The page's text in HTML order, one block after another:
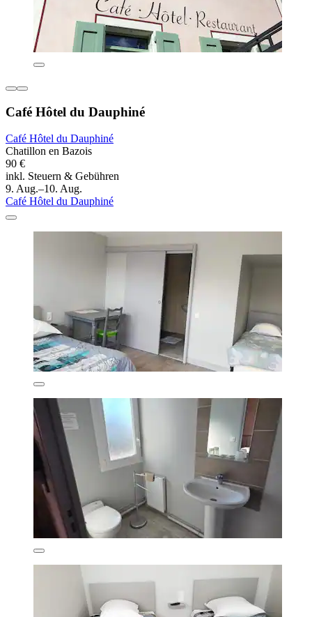
Café Hôtel du Dauphiné
Café Hôtel du Dauphiné
Chatillon en Bazois
90 €
inkl. Steuern & Gebühren
9. Aug.–10. Aug.
Café Hôtel du Dauphiné